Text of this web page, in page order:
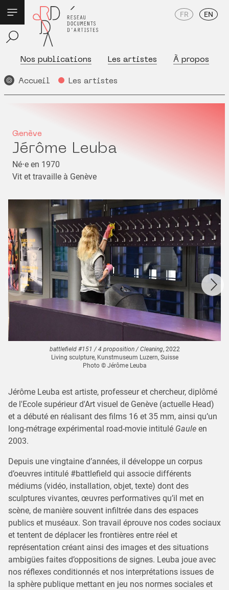
Nos publications Les artistes À propos
FR EN
Accueil Les artistes
Genève
Jérôme Leuba
Né⋅e en 1970
Vit et travaille à Genève
battlefield #151 / 4 proposition / Cleaning, 2022
Living sculpture, Kunstmuseum Luzern, Suisse
Photo © Jérôme Leuba
Jérôme Leuba est artiste, professeur et chercheur, diplômé
de l'Ecole supérieur d'Art visuel de Genève (actuelle Head)
et a débuté en réalisant des films 16 et 35 mm, ainsi qu’un
long-métrage expérimental road-movie intitulé Gaule en
2003.
Depuis une vingtaine d’années, il développe un corpus
d’oeuvres intitulé #battlefield qui associe différents
médiums (vidéo, installation, objet, texte) dont des
sculptures vivantes, œuvres performatives qu’il met en
scène, de manière souvent infiltrée dans des espaces
publics et muséaux. Son travail éprouve nos codes sociaux
et tentent de déplacer les frontières entre réel et
représentation créant ainsi des images et des situations
ambigües faites d’oppositions de signes. Leuba joue avec
nos réflexes conditionnés et nos interprétations issues de
la sphère publique mettant en jeu nos normes sociales et